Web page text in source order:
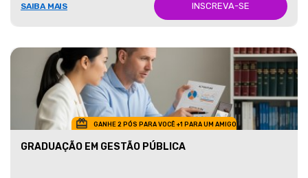
SAIBA MAIS INSCREVA-SE
GANHE 2 PÓS PARA VOCÊ +1 PARA UM AMIGO
GRADUAÇÃO EM GESTÃO PÚBLICA